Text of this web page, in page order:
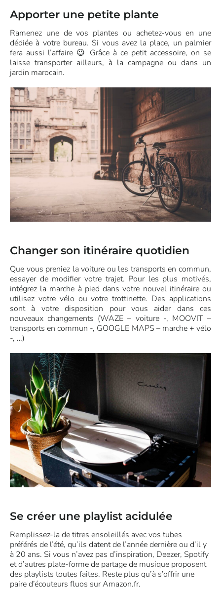
Apporter une petite plante
Ramenez une de vos plantes ou achetez-vous en une
dédiée à votre bureau. Si vous avez la place, un palmier
fera aussi l’affaire 😉 Grâce à ce petit accessoire, on se
laisse transporter ailleurs, à la campagne ou dans un
jardin marocain.
Changer son itinéraire quotidien
Que vous preniez la voiture ou les transports en commun,
essayer de modifier votre trajet. Pour les plus motivés,
intégrez la marche à pied dans votre nouvel itinéraire ou
utilisez votre vélo ou votre trottinette. Des applications
sont à votre disposition pour vous aider dans ces
nouveaux changements (WAZE – voiture -, MOOVIT –
transports en commun -, GOOGLE MAPS – marche + vélo
-, …)
Se créer une playlist acidulée
Remplissez-la de titres ensoleillés avec vos tubes
préférés de l’été, qu’ils datent de l’année dernière ou d’il y
à 20 ans. Si vous n’avez pas d’inspiration, Deezer, Spotify
et d’autres plate-forme de partage de musique proposent
des playlists toutes faites. Reste plus qu’à s’offrir une
paire d’écouteurs fluos sur Amazon.fr.